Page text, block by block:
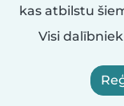
kas atbilstu
Visi